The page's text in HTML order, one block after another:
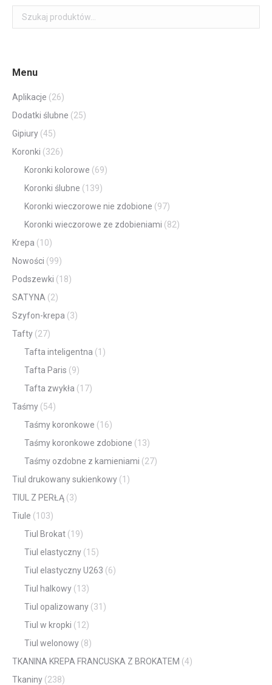
Menu
Aplikacje (26)
Dodatki ślubne (25)
Gipiury (45)
Koronki (326)
Koronki kolorowe (69)
Koronki ślubne (139)
Koronki wieczorowe nie zdobione (97)
Koronki wieczorowe ze zdobieniami (82)
Krepa (10)
Nowości (99)
Podszewki (18)
SATYNA (2)
Szyfon-krepa (3)
Tafty (27)
Tafta inteligentna (1)
Tafta Paris (9)
Tafta zwykła (17)
Taśmy (54)
Taśmy koronkowe (16)
Taśmy koronkowe zdobione (13)
Taśmy ozdobne z kamieniami (27)
Tiul drukowany sukienkowy (1)
TIUL Z PERŁĄ (3)
Tiule (103)
Tiul Brokat (19)
Tiul elastyczny (15)
Tiul elastyczny U263 (6)
Tiul halkowy (13)
Tiul opalizowany (31)
Tiul w kropki (12)
Tiul welonowy (8)
TKANINA KREPA FRANCUSKA Z BROKATEM (4)
Tkaniny (238)